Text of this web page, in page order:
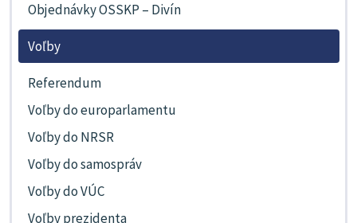
Objednávky OSSKP – Divín
Voľby
Referendum
Voľby do europarlamentu
Voľby do NRSR
Voľby do samospráv
Voľby do VÚC
Voľby prezidenta